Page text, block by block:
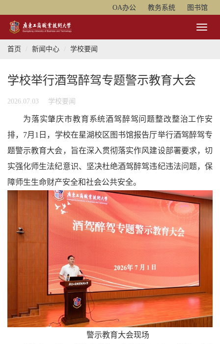
OA办公 教务系统 图书馆
Toggle
首页
新闻中心 学校要闻
学校举行酒驾醉驾专题警示教育大会
2026.07.03 学校要闻
为落实肇庆市教育系统酒驾醉驾问题整改整治工作安
排，7月1日，学校在星湖校区图书馆报告厅举行酒驾醉驾专
题警示教育大会，旨在深入贯彻落实作风建设部署要求，切
实强化师生法纪意识、坚决杜绝酒驾醉驾违纪违法问题，保
障师生生命财产安全和社会公共安全。
警示教育大会现场